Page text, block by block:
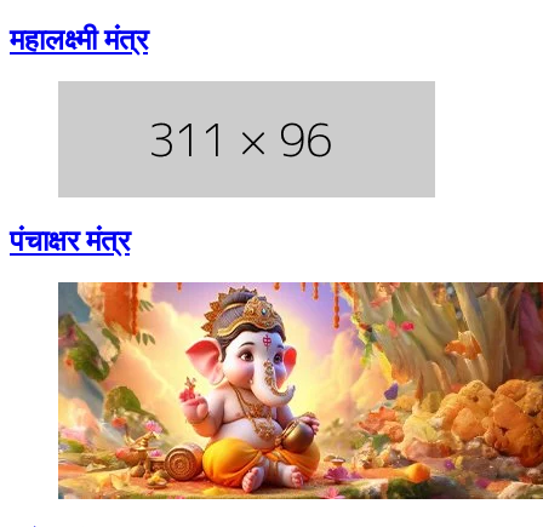
महालक्ष्मी मंत्र
पंचाक्षर मंत्र